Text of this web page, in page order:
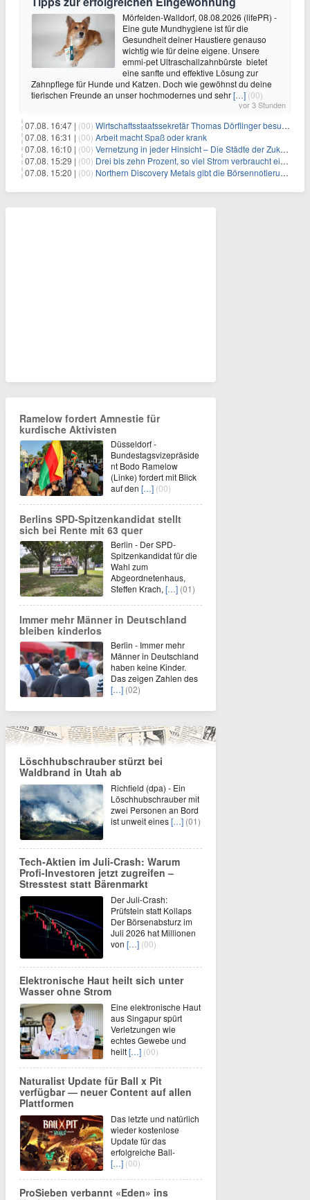
Mörfelden-Walldorf, 08.08.2026 (lifePR) -
Eine gute Mundhygiene ist für die
Gesundheit deiner Haustiere genauso
wichtig wie für deine eigene. Unsere
emmi-pet Ultraschallzahnbürste bietet
eine sanfte und effektive Lösung zur
Zahnpflege für Hunde und Katzen. Doch wie gewöhnst du deine
tierischen Freunde an unser hochmodernes und sehr[…] (00)
vor 3 Stunden
07.08. 16:47 | (00) Wirtschaftsstaatssekretär Thomas Dörflinger besucht Handwerksbetrieb im Kammerbezirk Freiburg
07.08. 16:31 | (00) Arbeit macht Spaß oder krank
07.08. 16:10 | (00) Vernetzung in jeder Hinsicht – Die Städte der Zukunft sind grün-blau
07.08. 15:29 | (00) Drei bis zehn Prozent, so viel Strom verbraucht ein Aufzug im Gebäude
07.08. 15:20 | (00) Northern Discovery Metals gibt die Börsennotierung an der Frankfurter Wertpapierbörse bekannt
Ramelow fordert Amnestie für
kurdische Aktivisten
Düsseldorf -
Bundestagsvizepräside
nt Bodo Ramelow
(Linke) fordert mit Blick
auf den […] (00)
Berlins SPD-Spitzenkandidat stellt
sich bei Rente mit 63 quer
Berlin - Der SPD-
Spitzenkandidat für die
Wahl zum
Abgeordnetenhaus,
Steffen Krach, […] (01)
Immer mehr Männer in Deutschland
bleiben kinderlos
Berlin - Immer mehr
Männer in Deutschland
haben keine Kinder.
Das zeigen Zahlen des
[…] (02)
Löschhubschrauber stürzt bei
Waldbrand in Utah ab
Richfield (dpa) - Ein
Löschhubschrauber mit
zwei Personen an Bord
ist unweit eines[…] (01)
Tech-Aktien im Juli-Crash: Warum
Profi-Investoren jetzt zugreifen –
Stresstest statt Bärenmarkt
Der Juli-Crash:
Prüfstein statt Kollaps
Der Börsenabsturz im
Juli 2026 hat Millionen
von […] (00)
Elektronische Haut heilt sich unter
Wasser ohne Strom
Eine elektronische Haut
aus Singapur spürt
Verletzungen wie
echtes Gewebe und
heilt[…] (00)
Naturalist Update für Ball x Pit
verfügbar — neuer Content auf allen
Plattformen
Das letzte und natürlich
wieder kostenlose
Update für das
erfolgreiche Ball-
[…] (00)
ProSieben verbannt «Eden» ins